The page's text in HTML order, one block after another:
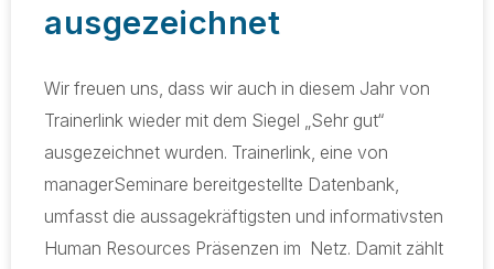
ausgezeichnet
Wir freuen uns, dass wir auch in diesem Jahr von
Trainerlink wieder mit dem Siegel „Sehr gut“
ausgezeichnet wurden. Trainerlink, eine von
managerSeminare bereitgestellte Datenbank,
umfasst die aussagekräftigsten und informativsten
Human Resources Präsenzen im Netz. Damit zählt